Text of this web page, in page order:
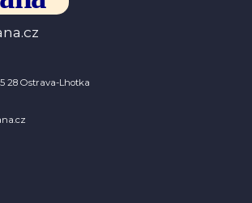
28 Ostrava-Lhotka